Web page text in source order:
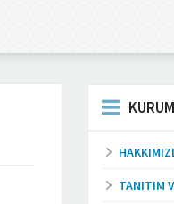
TANITIM